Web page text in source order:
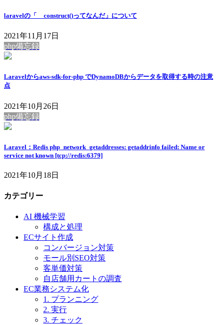
laravelの「__construct()ってなんだ」について
2021年11月17日
php備忘録
Laravelからaws-sdk-for-php でDynamoDBからデータを取得する時の注意
点
2021年10月26日
php備忘録
Laravel：Redis php_network_getaddresses: getaddrinfo failed: Name or
service not known [tcp://redis:6379]
2021年10月18日
カテゴリー
AI 機械学習
構成と処理
ECサイト作成
コンバージョン対策
モール別SEO対策
客単価対策
自店舗用カートの調査
EC業務システム化
1. プランニング
2. 実行
3. チェック